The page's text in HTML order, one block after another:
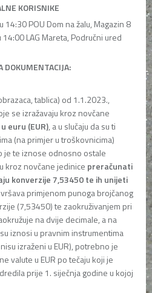
KORISNIKE
POU Dom na žalu, Magazin 8
LAG Mareta, Područni ured
DOKUMENTACIJA:
tablica) od 1.1.2023.,
se izražavaju kroz novčane
euru (EUR), a u slučaju da su ti
(na primjer u troškovnicima)
je te iznose odnosno ostale
kroz novčane jedinice preračunati
konverzije 7,53450 te ih unijeti
primjenom punoga brojčanog
(7,53450) te zaokruživanjem pri
na dvije decimale, a na
iznosi u pravnim instrumentima
izraženi u EUR), potrebno je
valute u EUR po tečaju koji je
prije 1. siječnja godine u kojoj